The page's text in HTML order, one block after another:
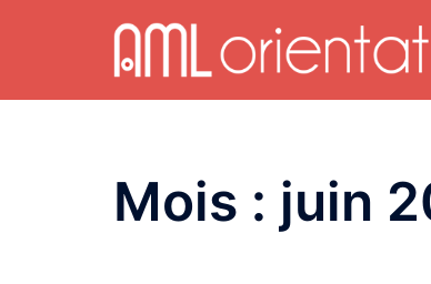
Mois : juin